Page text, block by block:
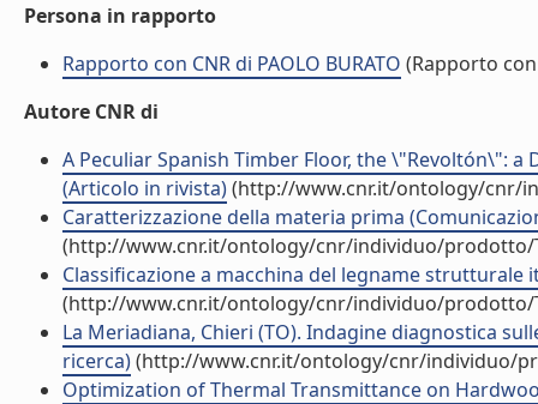
Persona in rapporto
Rapporto con CNR di PAOLO BURATO (Rapporto con
Autore CNR di
A Peculiar Spanish Timber Floor, the \"Revoltón\":
(Articolo in rivista)(http://www.cnr.it/ontology/cnr/
Caratterizzazione della materia prima
(http://www.cnr.it/ontology/cnr/individuo/prodotto/
Classificazione a macchina del legname
(http://www.cnr.it/ontology/cnr/individuo/prodotto/
La Meriadiana, Chieri (TO). Indagine diagnostica
ricerca)(http://www.cnr.it/ontology/cnr/individuo/
Optimization of Thermal Transmittance on